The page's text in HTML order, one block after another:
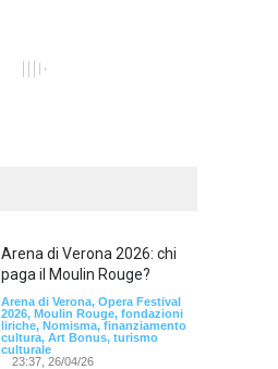
Arena di Verona 2026: chi
paga il Moulin Rouge?
Arena di Verona, Opera Festival
2026, Moulin Rouge, fondazioni
liriche, Nomisma, finanziamento
cultura, Art Bonus, turismo
culturale
23:37, 26/04/26